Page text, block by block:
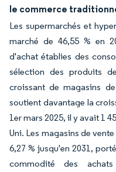
le commerce
Les supermarchés et
marché de 46,55 % en
d'achat établies des
sélection des produits
croissant de magasins
soutient davantage la
1er mars 2025, il y avait 1
Uni. Les magasins de
6,27 % jusqu'en 2031,
commodité des